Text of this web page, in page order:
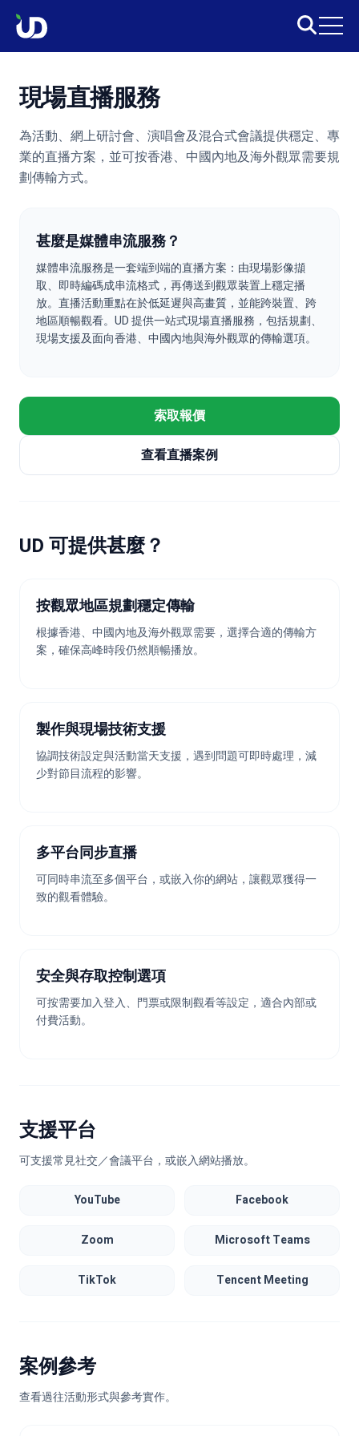
現場直播服務
為活動、網上研討會、演唱會及混合式會議提供穩定、專
業的直播方案，並可按香港、中國內地及海外觀眾需要規
劃傳輸方式。
甚麼是媒體串流服務？
媒體串流服務是一套端到端的直播方案：由現場影像擷
取、即時編碼成串流格式，再傳送到觀眾裝置上穩定播
放。直播活動重點在於低延遲與高畫質，並能跨裝置、跨
地區順暢觀看。UD 提供一站式現場直播服務，包括規劃、
現場支援及面向香港、中國內地與海外觀眾的傳輸選項。
索取報價
查看直播案例
UD 可提供甚麼？
按觀眾地區規劃穩定傳輸
根據香港、中國內地及海外觀眾需要，選擇合適的傳輸方
案，確保高峰時段仍然順暢播放。
製作與現場技術支援
協調技術設定與活動當天支援，遇到問題可即時處理，減
少對節目流程的影響。
多平台同步直播
可同時串流至多個平台，或嵌入你的網站，讓觀眾獲得一
致的觀看體驗。
安全與存取控制選項
可按需要加入登入、門票或限制觀看等設定，適合內部或
付費活動。
支援平台
可支援常見社交／會議平台，或嵌入網站播放。
YouTube Facebook
Zoom Microsoft Teams
TikTok Tencent Meeting
案例參考
查看過往活動形式與參考實作。